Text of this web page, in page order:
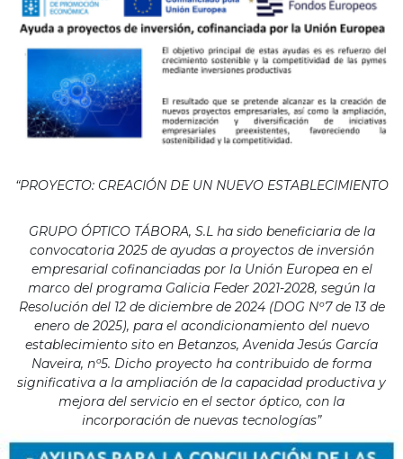
“PROYECTO: CREACIÓN DE UN NUEVO ESTABLECIMIENTO
GRUPO ÓPTICO TÁBORA, S.L ha sido beneficiaria de la
convocatoria 2025 de ayudas a proyectos de inversión
empresarial cofinanciadas por la Unión Europea en el
marco del programa Galicia Feder 2021-2028, según la
Resolución del 12 de diciembre de 2024 (DOG Nº7 de 13 de
enero de 2025), para el acondicionamiento del nuevo
establecimiento sito en Betanzos, Avenida Jesús García
Naveira, nº5. Dicho proyecto ha contribuido de forma
significativa a la ampliación de la capacidad productiva y
mejora del servicio en el sector óptico, con la
incorporación de nuevas tecnologías”